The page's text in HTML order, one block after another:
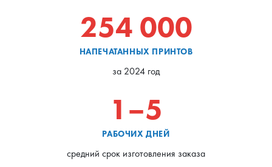
254 000
НАПЕЧАТАННЫХ ПРИНТОВ
за 2024 год
1–5
РАБОЧИХ ДНЕЙ
средний срок изготовления заказа